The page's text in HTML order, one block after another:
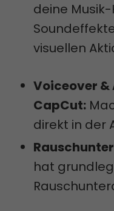
deine
visuellen
Voiceover
CapCut:
direkt in der
hat